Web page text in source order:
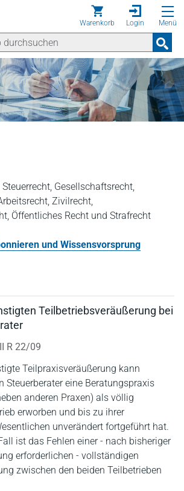
Warenkorb Login Menü
Gesellschaftsrecht,
Zivilrecht,
Öffentliches Recht und Strafrecht
und Wissensvorsprung
Teilbetriebsveräußerung bei
R 22/09
Teilpraxisveräußerung kann
Steuerberater eine Beratungspraxis
anderen Praxen) als völlig
erworben und bis zu ihrer
unverändert fortgeführt hat.
ist das Fehlen einer - nach bisheriger
erforderlichen - vollständigen
zwischen den beiden Teilbetrieben